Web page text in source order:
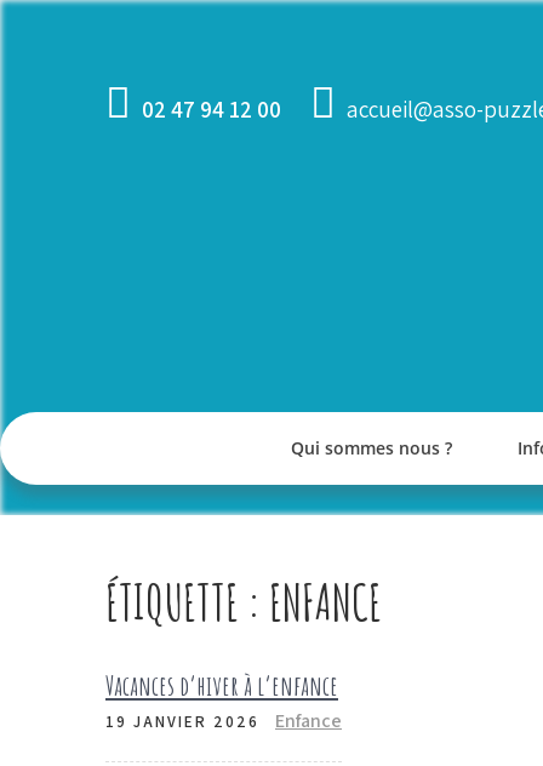
Skip
02 47 94 12 00 accueil@asso-
Qui sommes nous ?
ÉTIQUETTE : ENFANCE
Vacances d’hiver à l’enfance
19 JANVIER 2026 Enfance